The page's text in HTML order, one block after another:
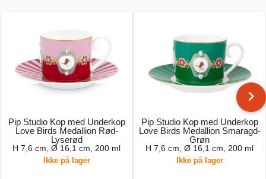
Pip Studio Kop med Underkop
Love Birds Medallion Rød-
Lyserød
H 7,6 cm, Ø 16,1 cm, 200 ml
Ikke på lager
Pip Studio Kop med Underkop
Love Birds Medallion Smaragd-
Grøn
H 7,6 cm, Ø 16,1 cm, 200 ml
Ikke på lager